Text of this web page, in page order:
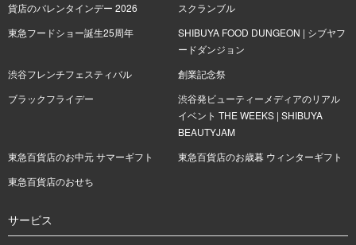
貨店のバレンタインデー 2026
スクランブル
東急フードショー誕生25周年
SHIBUYA FOOD DUNGEON | シブヤフ
ードダンジョン
渋谷フレンチフェスティバル
創業記念祭
ブラックフライデー
渋谷発ビューティーメディアのリアル
イベント THE WEEKS | SHIBUYA
BEAUTYJAM
東急百貨店のお中元 サマーギフト
東急百貨店のお歳暮 ウィンターギフト
東急百貨店のおせち
サービス